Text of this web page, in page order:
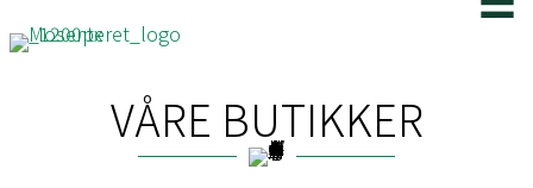
VÅRE BUTIKKER